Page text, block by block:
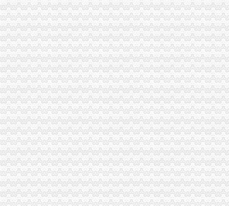
【代办资质专业的团队】-渝中大坪易登网
重庆公司注册_xiaoyaotu_新浪博客
【58同城】重庆渝中大坪配送中心_大坪生活配送服务公司
乐天玛（重庆）商业有限公司大坪店联系方式_信用报告_工商信息-
渝中区代办进出口公司流程
东非红檀木材进口报关代理东非红檀原木进口流程-东莞市鸿泽进出口
在泉州注册进出口代理公司的流程-家居装修互动问答
中国嘉陵：2010年半年度报告_证券之星
办理广州进出口权的流程有没有公司可以代办进出口权-广州58同城
代理进口清关报检流程_供应产品_东莞市聚海进出口报关有限公司
IC包税进出口代理流程【推荐】,进口报关价格/批发报价/生产厂家/参
【临沂进出口公司注册_进出口公司注册流程_进出口公司注册代理】-
二手机械进口报关|旧设备进口代理|旧机器进口清关流程|手续|通关巨升
【镇江进出口公司注册_进出口公司注册流程_进出口公司注册代理】-
想知道成都进出口退税流程,专业代理公司告诉您-商务-十堰网
渝中区代办进出口公司
山东莱德管阀有限公司（重庆代理）-商铺
鹿泉公司注册服务批发|价格|厂家_顺企网
[股东会]重庆百货：2010年度第三次临时股东大会会议资料-[中财网]